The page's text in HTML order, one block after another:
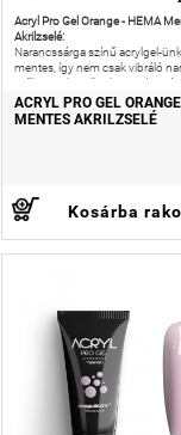
Acryl Pro Gel Orange - HEMA
Akrilzselé:
Narancssárga színű acrylgel-
mentes, így nem csak vibráló
műkörmöket alkothatsz, de még
reakciók kockázatát is
ACRYL PRO GEL
MENTES AKRILZSELÉ
Kosárba